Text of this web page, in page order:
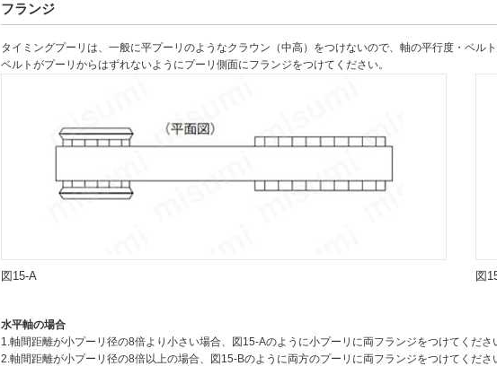
フランジ
タイミングプーリは、一般に平プーリのようなクラウン（中高）をつけないので、軸の平行度・ベル
ベルトがプーリからはずれないようにプーリ側面にフランジをつけてください。
図15-A 図
水平軸の場合
1.軸間距離が小プーリ径の8倍より小さい場合、図15-Aのように小プーリに両フランジをつけてくだ
2.軸間距離が小プーリ径の8倍以上の場合、図15-Bのように両方のプーリに両フランジをつけてくださ